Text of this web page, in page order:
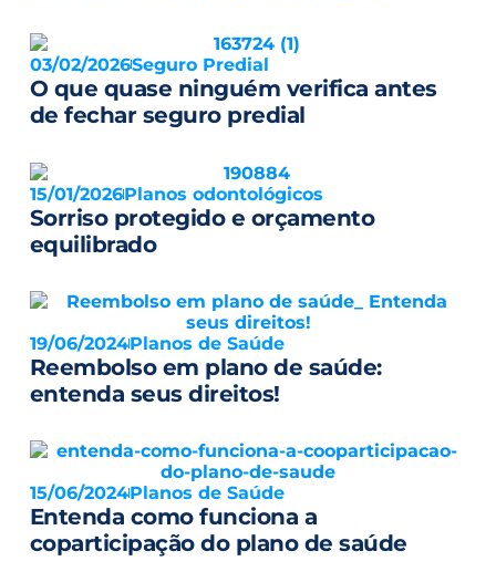
03/02/2026Seguro Predial
O que quase ninguém verifica antes
de fechar seguro predial
15/01/2026Planos odontológicos
Sorriso protegido e orçamento
equilibrado
19/06/2024Planos de Saúde
Reembolso em plano de saúde:
entenda seus direitos!
15/06/2024Planos de Saúde
Entenda como funciona a
coparticipação do plano de saúde